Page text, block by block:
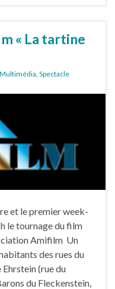
« La tartine
Multimédia Spectacle
et le premier week-
le tournage du film
Amifilm Un
des rues du
(rue du
du Fleckenstein,